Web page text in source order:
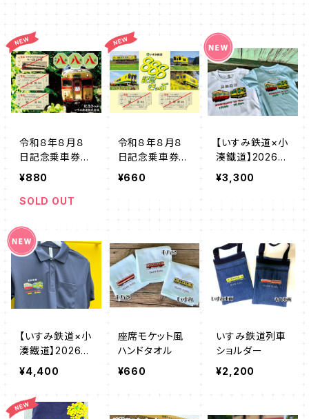
令和８年８月８
日記念乗車券セ
ット【A】
¥880
SOLD OUT
令和８年８月８
日記念乗車券セ
ット【B】
¥660
【いすみ鉄道×小
湊鐵道】2026
房総横断Tシャ
¥3,300
【いすみ鉄道×小
湊鐵道】2026
房総横断ポロシ
ャツ
¥4,400
座席モケット風
ハンドタオル
¥660
いすみ鉄道列車
ショルダー
¥2,200